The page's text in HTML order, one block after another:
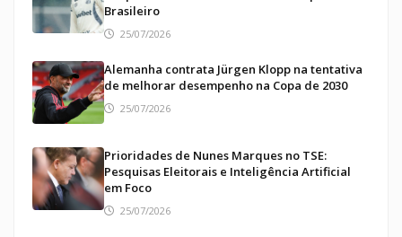
Brasileiro
25/07/2026
Alemanha contrata Jürgen Klopp na tentativa
de melhorar desempenho na Copa de 2030
25/07/2026
Prioridades de Nunes Marques no TSE:
Pesquisas Eleitorais e Inteligência Artificial
em Foco
25/07/2026